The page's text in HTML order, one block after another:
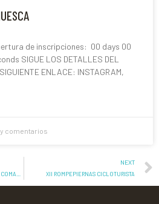
de inscripciones: 00 days 00
SIGUE LOS DETALLES DEL
ENLACE: INSTAGRAM,
comentarios
FASE FINAL TORNEO DE PÁDEL – COMARCA DE VALDEJALÓN
NEXT
XII ROMPEPIERNAS CICLOTURISTA